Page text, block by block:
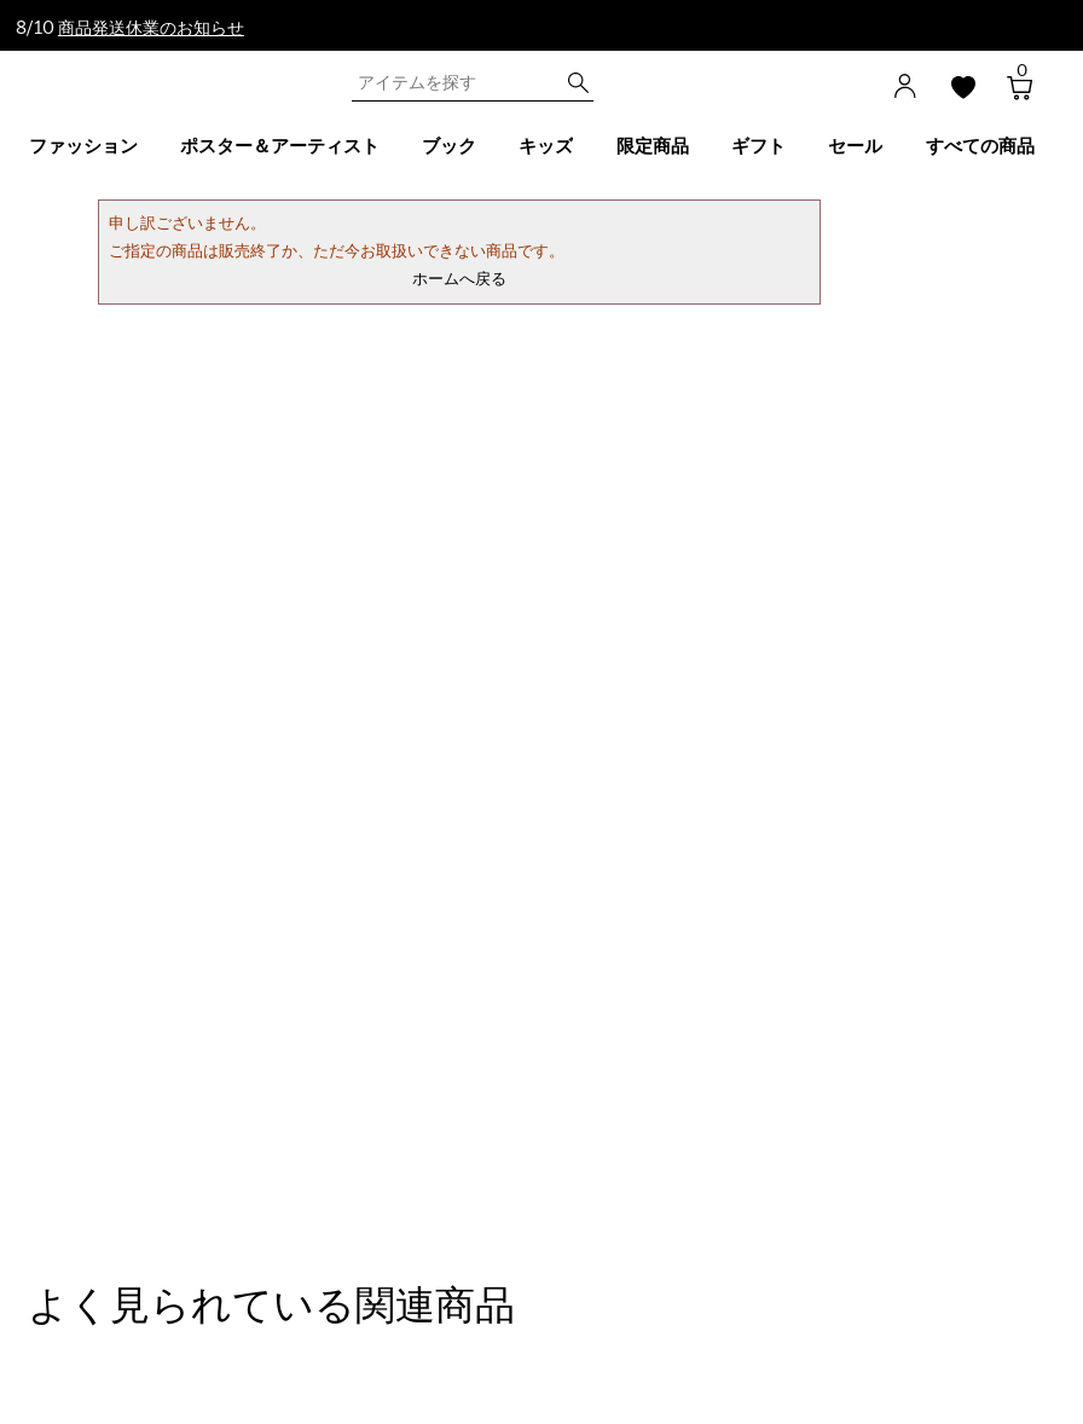
8/10 商品発送休業のお知らせ
0
ファッション ポスター＆アーティスト ブック キッズ 限定商品 ギフト セール すべての商品
申し訳ございません。
ご指定の商品は販売終了か、ただ今お取扱いできない商品です。
ホームへ戻る
よく見られている関連商品